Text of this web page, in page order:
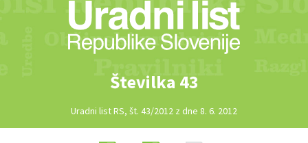
Številka 43
Uradni list RS, št. 43/2012 z dne 8. 6. 2012